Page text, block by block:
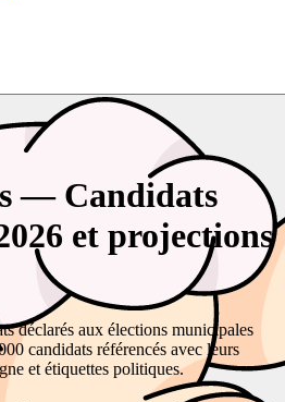
— Candidats
et projections
déclarés aux élections municipales
candidats référencés avec leurs
et étiquettes politiques.